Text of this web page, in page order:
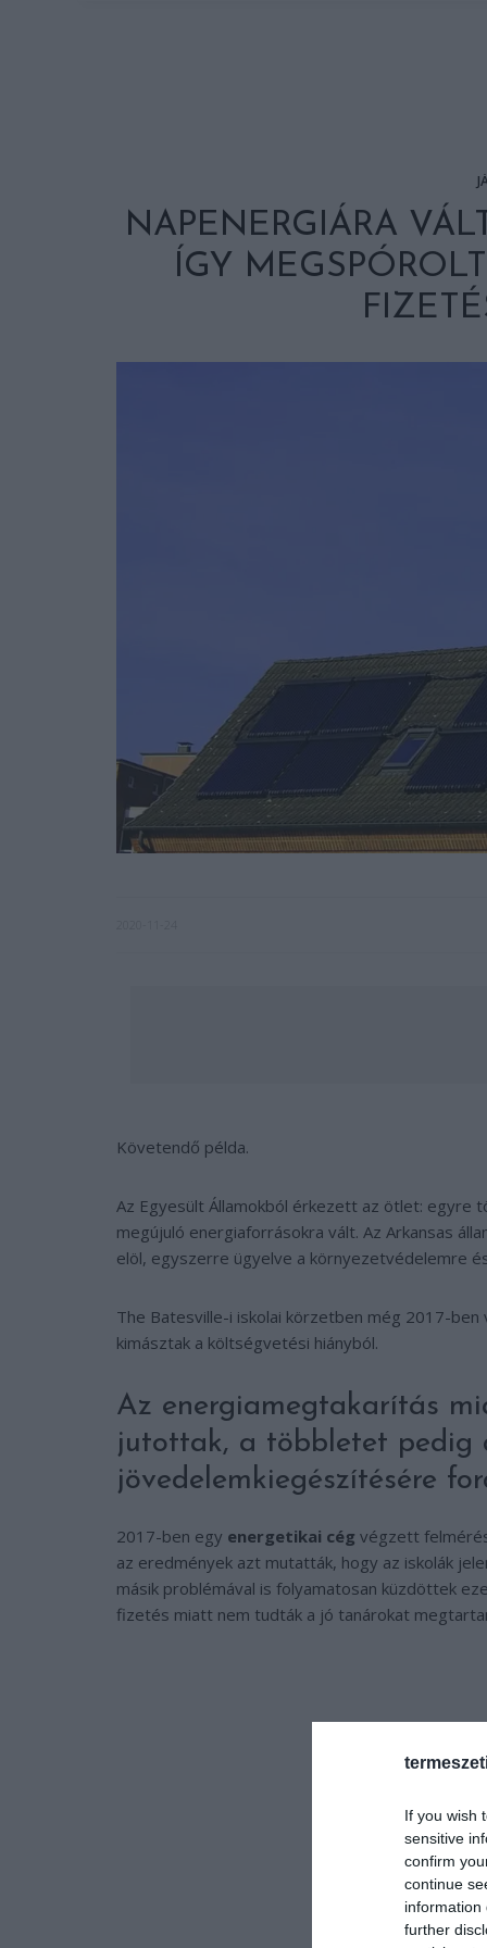
If you wish
sensitive
confirm
continue
information
further
NAPENERGIÁRA
ÍGY
Követendő példa.
Az Egyesült Államokból érkezett az ötlet: egyre
megújuló energiaforrásokra vált. Az Arkansas
elöl, egyszerre ügyelve a környezetvédelemre
The Batesville-i iskolai körzetben még 2017-
kimásztak a költségvetési hiányból.
Az energiamegtakarítás
jutottak, a többletet pedig
jövedelemkiegészítésére
2017-ben egy energetikai cég végzett
az eredmények azt mutatták, hogy az iskolák
másik problémával is folyamatosan küzdöttek
fizetés miatt nem tudták a jó tanárokat